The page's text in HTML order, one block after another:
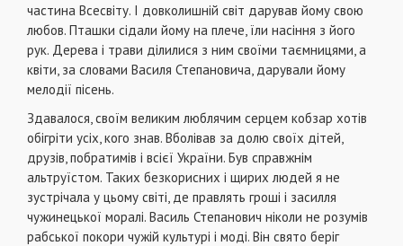
частина Всесвіту. І довколишній світ дарував йому свою
любов. Пташки сідали йому на плече, їли насіння з його
рук. Дерева і трави ділилися з ним своїми таємницями, а
квіти, за словами Василя Степановича, дарували йому
мелодії пісень.
Здавалося, своїм великим люблячим серцем кобзар хотів
обігріти усіх, кого знав. Вболівав за долю своїх дітей,
друзів, побратимів і всієї України. Був справжнім
альтруїстом. Таких безкорисних і щирих людей я не
зустрічала у цьому світі, де правлять гроші і засилля
чужинецької моралі. Василь Степанович ніколи не розумів
рабської покори чужій культурі і моді. Він свято беріг